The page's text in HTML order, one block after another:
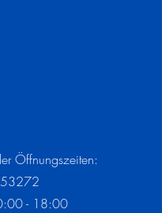
Öffnungszeiten:
- 18:00